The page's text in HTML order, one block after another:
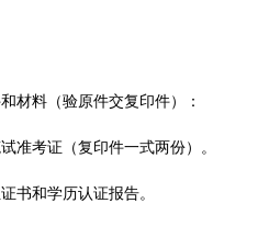
材料（验原件交复印件）：
准考证（复印件一式两份）。
书和学历认证报告。